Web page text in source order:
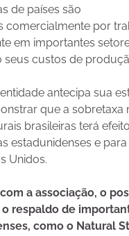
de países são
comercialmente por
em importantes
seus custos de
antecipa sua
que a sobretaxa
brasileiras terá
estadunidenses e
Unidos.
a associação, o
respaldo de
como o Natural